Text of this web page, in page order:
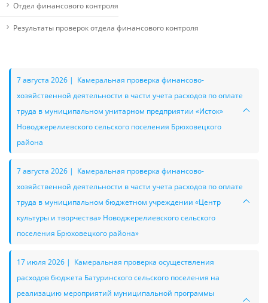
Отдел финансового контроля
Результаты проверок отдела финансового контроля
7 августа 2026 | Камеральная проверка финансово-
хозяйственной деятельности в части учета расходов по оплате
труда в муниципальном унитарном предприятии «Исток»
Новоджерелиевского сельского поселения Брюховецкого
района
7 августа 2026 | Камеральная проверка финансово-
хозяйственной деятельности в части учета расходов по оплате
труда в муниципальном бюджетном учреждении «Центр
культуры и творчества» Новоджерелиевского сельского
поселения Брюховецкого района»
17 июля 2026 | Камеральная проверка осуществления
расходов бюджета Батуринского сельского поселения на
реализацию мероприятий муниципальной программы